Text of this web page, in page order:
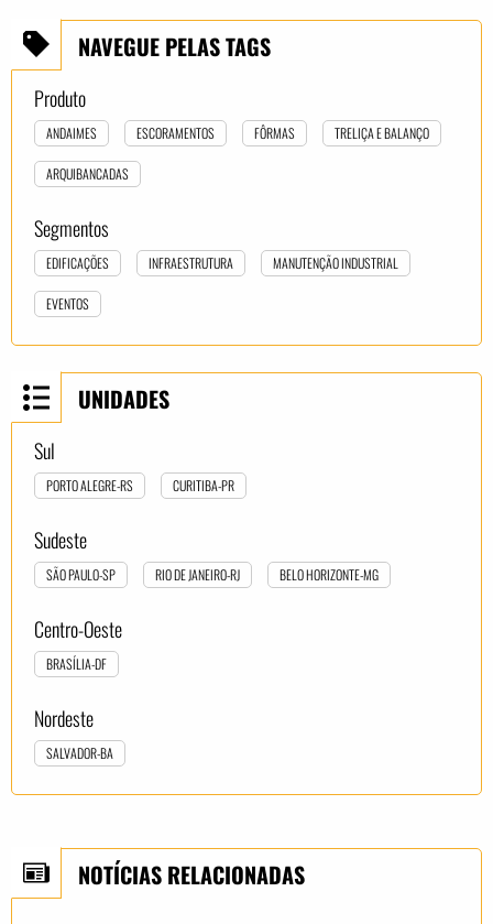
NAVEGUE PELAS TAGS
Produto
ANDAIMES ESCORAMENTOS FÔRMAS TRELIÇA E BALANÇO
ARQUIBANCADAS
Segmentos
EDIFICAÇÕES INFRAESTRUTURA MANUTENÇÃO INDUSTRIAL
EVENTOS
UNIDADES
Sul
PORTO ALEGRE-RS CURITIBA-PR
Sudeste
SÃO PAULO-SP RIO DE JANEIRO-RJ BELO HORIZONTE-MG
Centro-Oeste
BRASÍLIA-DF
Nordeste
SALVADOR-BA
NOTÍCIAS RELACIONADAS